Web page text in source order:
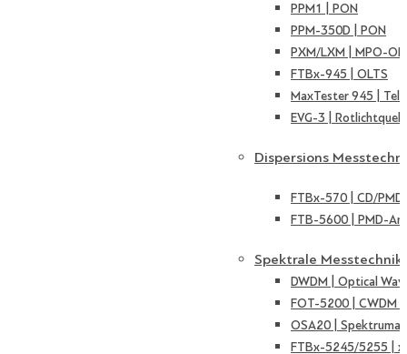
PPM1 | PON
PPM-350D | PON
PXM/LXM | MPO-
FTBx-945 | OLTS
MaxTester 945 |
EVG-3 |
Dispersions
FTBx-570 | CD/
FTB-5600 | PMD-
Spektrale Messtechnik
DWDM | Optical
FOT-5200 | CWDM
OSA20 |
FTBx-5245/5255 |